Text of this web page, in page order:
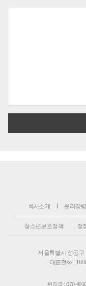
회사소개 윤리강령
청소년보호정책 정
서울특별시 성동구
대표전화 :
편집국 : 070-